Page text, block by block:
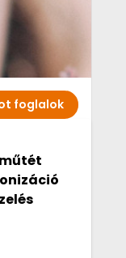
foglalok